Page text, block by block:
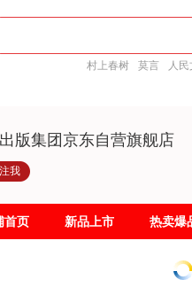
村上春树 莫言 人
版集团京东自营旗舰店
我
首页 新品上市 热卖爆